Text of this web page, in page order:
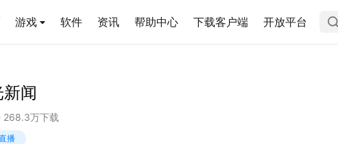
游戏 软件 资讯 帮助中心 下载客户端 开放平台
闻
268.3万下载
播